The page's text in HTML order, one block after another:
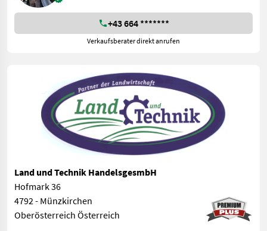
+43 664 *******
Verkaufsberater direkt anrufen
Land und Technik HandelsgesmbH
Hofmark 36
4792 - Münzkirchen
Oberösterreich Österreich